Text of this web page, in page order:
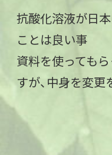
抗酸化溶液が日
ことは良い事
資料を使っても
すが、中身を変